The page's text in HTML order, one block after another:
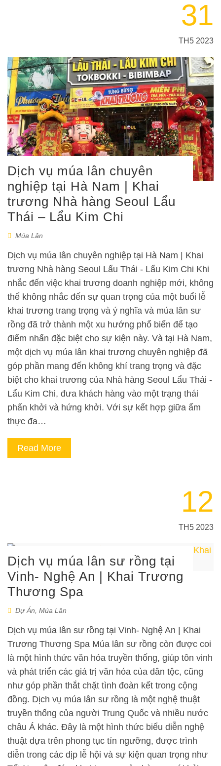
31
TH5 2023
Dịch vụ múa lân chuyên
nghiệp tại Hà Nam | Khai
trương Nhà hàng Seoul Lẩu
Thái – Lẩu Kim Chi
Múa Lân
Dịch vụ múa lân chuyên nghiệp tại Hà Nam | Khai
trương Nhà hàng Seoul Lẩu Thái - Lẩu Kim Chi Khi
nhắc đến việc khai trương doanh nghiệp mới, không
thể không nhắc đến sự quan trọng của một buổi lễ
khai trương trang trọng và ý nghĩa và múa lân sư
rồng đã trở thành một xu hướng phổ biến để tạo
điểm nhấn đặc biệt cho sự kiện này. Và tại Hà Nam,
một dịch vụ múa lân khai trương chuyên nghiệp đã
góp phần mang đến không khí trang trọng và đặc
biệt cho khai trương của Nhà hàng Seoul Lẩu Thái -
Lẩu Kim Chi, đưa khách hàng vào một trạng thái
phấn khởi và hứng khởi. Với sự kết hợp giữa ẩm
thực đa…
Read More
12
TH5 2023
Dịch vụ múa lân sư rồng tại
Vinh- Nghệ An | Khai Trương
Thương Spa
Dự Án Múa Lân
Dịch vụ múa lân sư rồng tại Vinh- Nghệ An | Khai
Trương Thương Spa Múa lân sư rồng còn được coi
là một hình thức văn hóa truyền thống, giúp tôn vinh
và phát triển các giá trị văn hóa của dân tộc, cũng
như góp phần thắt chặt tình đoàn kết trong cộng
đồng. Dịch vụ múa lân sư rồng là một nghệ thuật
truyền thống của người Trung Quốc và nhiều nước
châu Á khác. Đây là một hình thức biểu diễn nghệ
thuật dựa trên phong tục tín ngưỡng, được trình
diễn trong các dịp lễ hội và sự kiện quan trọng như